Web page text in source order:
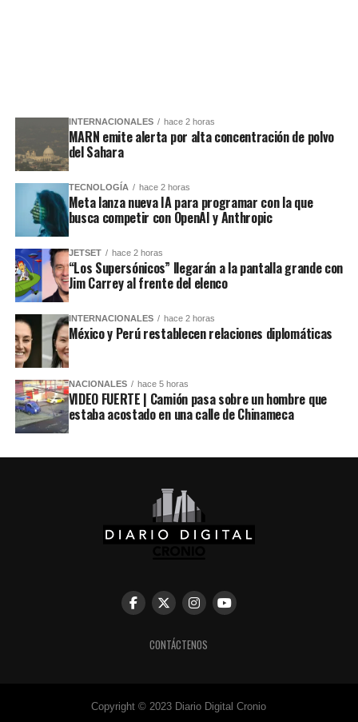
INTERNACIONALES hace 2 horas
MARN emite alerta por alta concentración de polvo
del Sahara
TECNOLOGÍA hace 2 horas
Meta lanza nueva IA para programar con la que
busca competir con OpenAI y Anthropic
JETSET hace 2 horas
“Los Supersónicos” llegarán a la pantalla grande con
Jim Carrey al frente del elenco
INTERNACIONALES hace 2 horas
México y Perú restablecen relaciones diplomáticas
NACIONALES hace 5 horas
VIDEO FUERTE | Camión pasa sobre un hombre que
estaba acostado en una calle de Chinameca
CONTÁCTENOS
Copyright © 2023 Diario Digital Cronio